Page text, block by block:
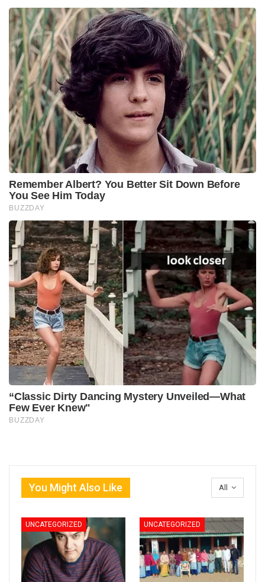
All
You Might Also Like
UNCATEGORIZED UNCATEGORIZED